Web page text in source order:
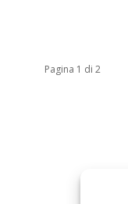
Pagina 1 di 2